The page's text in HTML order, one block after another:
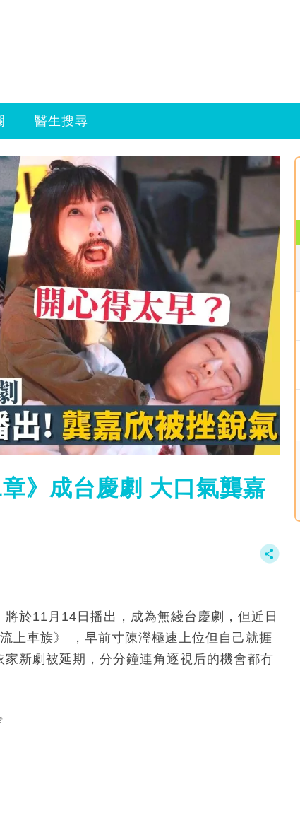
醫生搜尋
》成台慶劇 大口氣龔嘉
於11月14日播出，成為無綫台慶劇，但近日
上車族》 ，早前寸陳瀅極速上位但自己就捱
新劇被延期，分分鐘連角逐視后的機會都冇